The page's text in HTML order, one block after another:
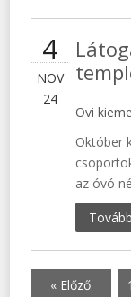
4
NOV
24
Ovi
Október
az óvó
Tovább
« Előző 1